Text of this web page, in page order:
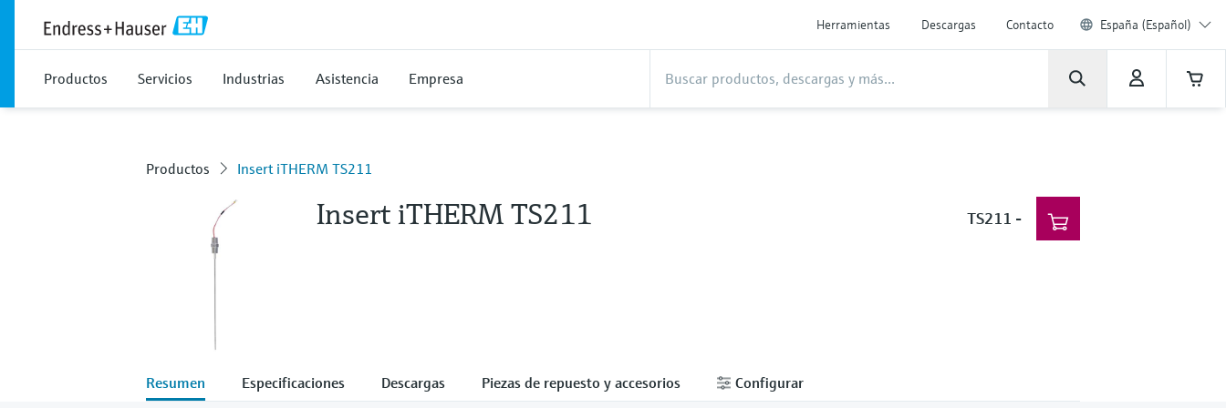
Herramientas Descargas Contacto España (Español)
Productos Servicios Industrias Asistencia Empresa
Productos Insert iTHERM TS211
Insert iTHERM TS211 TS211 -
Resumen Especificaciones Descargas Piezas de repuesto y accesorios Configurar